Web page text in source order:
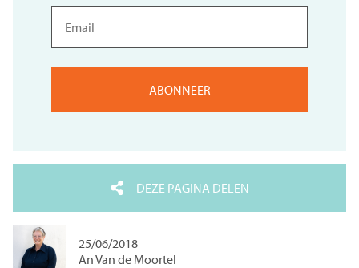
DEZE PAGINA DELEN
25/06/2018
An Van de Moortel